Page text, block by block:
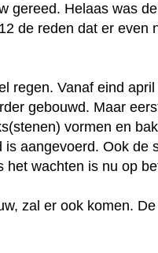
gereed. Helaas was
de reden dat er even
regen. Vanaf eind
gebouwd. Maar
vormen en
aangevoerd. Ook de
het wachten is nu op
zal er ook komen.